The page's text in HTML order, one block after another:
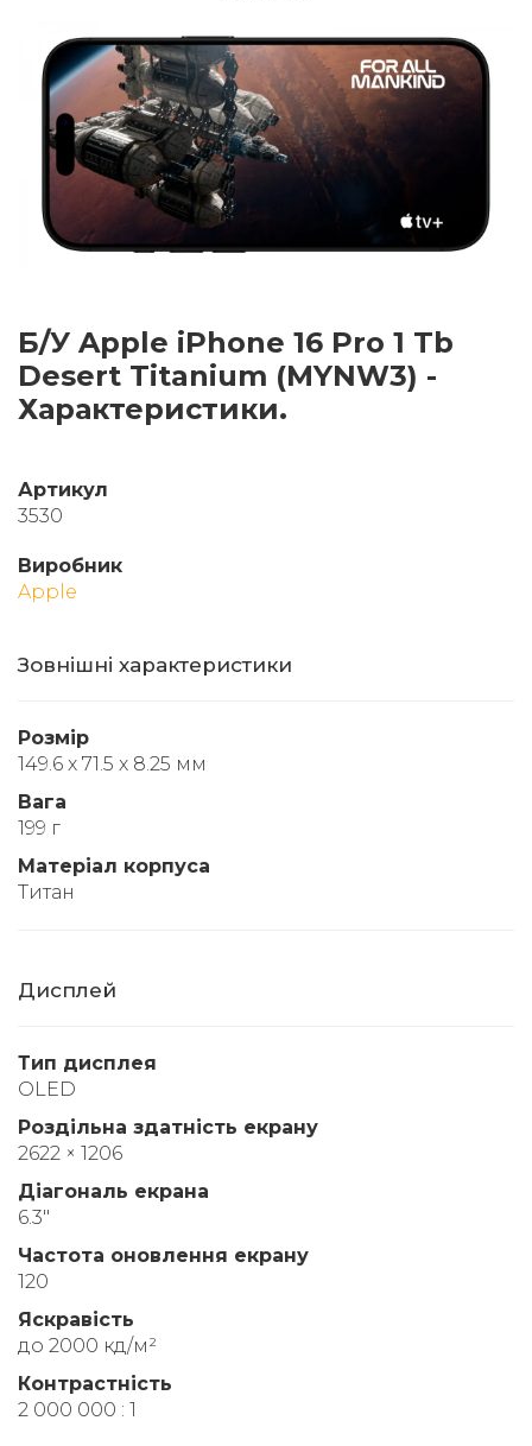
Б/У Apple iPhone 16 Pro 1 Tb
Desert Titanium (MYNW3) -
Характеристики.
Артикул
3530
Виробник
Apple
Зовнішні характеристики
Розмір
149.6 x 71.5 x 8.25 мм
Вага
199 г
Матеріал корпуса
Титан
Дисплей
Тип дисплея
OLED
Роздільна здатність екрану
2622 × 1206
Діагональ екрана
6.3"
Частота оновлення екрану
120
Яскравість
до 2000 кд/м²
Контрастність
2 000 000 : 1